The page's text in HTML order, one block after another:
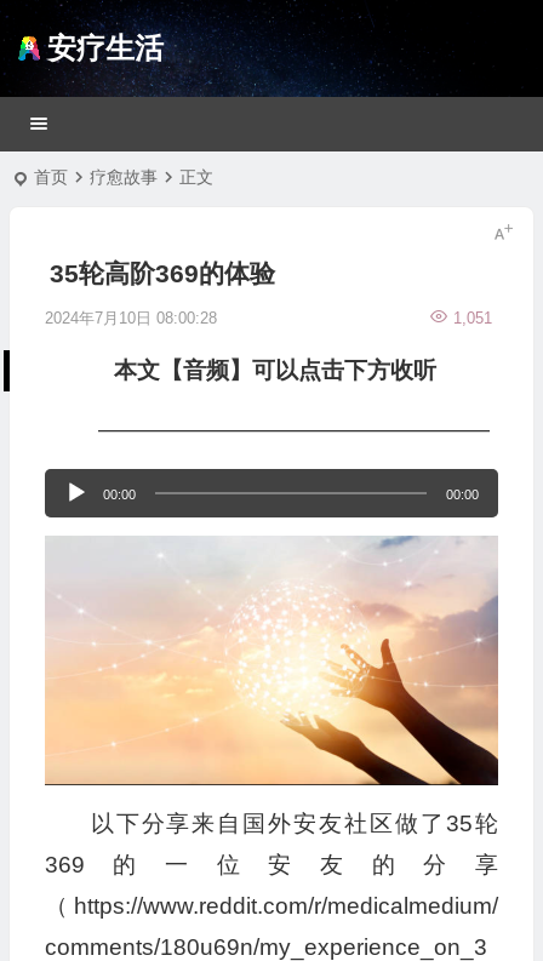
安疗生活
首页 疗愈故事 正文
35轮高阶369的体验
2024年7月10日 08:00:28 1,051
本文【音频】可以点击下方收听
—————————————————
频
放
00:00 00:00
以下分享来自国外安友社区做了35轮
369的一位安友的分享
（https://www.reddit.com/r/medicalmedium/
comments/180u69n/my_experience_on_3